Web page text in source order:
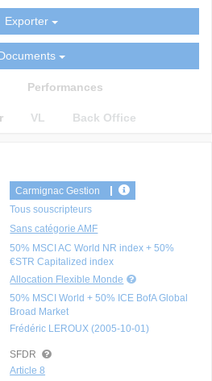
Exporter
Performances
VL Back Office
Carmignac Gestion
Tous souscripteurs
Sans catégorie AMF
50% MSCI AC World NR index + 50%
€STR Capitalized index
Allocation Flexible Monde
50% MSCI World + 50% ICE BofA Global
Broad Market
Frédéric LEROUX (2005-10-01)
SFDR
Article 8